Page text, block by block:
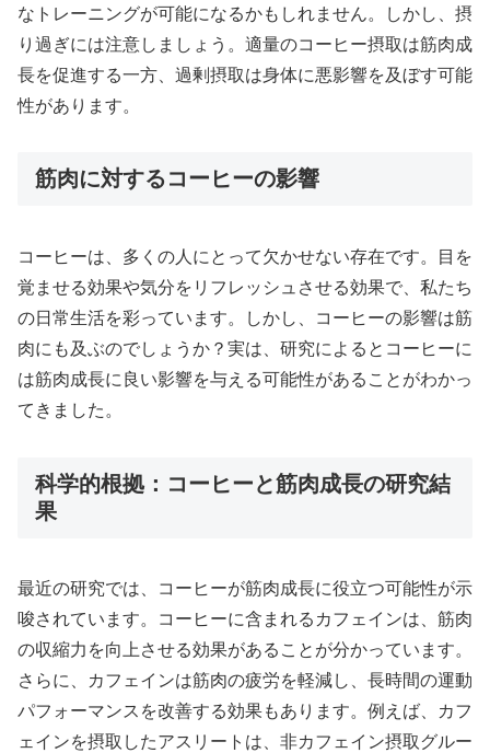
なトレーニングが可能になるかもしれません。しかし、摂
り過ぎには注意しましょう。適量のコーヒー摂取は筋肉成
長を促進する一方、過剰摂取は身体に悪影響を及ぼす可能
性があります。
筋肉に対するコーヒーの影響
コーヒーは、多くの人にとって欠かせない存在です。目を
覚ませる効果や気分をリフレッシュさせる効果で、私たち
の日常生活を彩っています。しかし、コーヒーの影響は筋
肉にも及ぶのでしょうか？実は、研究によるとコーヒーに
は筋肉成長に良い影響を与える可能性があることがわかっ
てきました。
科学的根拠：コーヒーと筋肉成長の研究結
果
最近の研究では、コーヒーが筋肉成長に役立つ可能性が示
唆されています。コーヒーに含まれるカフェインは、筋肉
の収縮力を向上させる効果があることが分かっています。
さらに、カフェインは筋肉の疲労を軽減し、長時間の運動
パフォーマンスを改善する効果もあります。例えば、カフ
ェインを摂取したアスリートは、非カフェイン摂取グルー